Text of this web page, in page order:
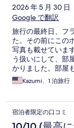
ミ
2026 年 5 月 30 日
Google で翻訳
旅行の最終日、フ
た。その前にこの
写真も載せていま
う扱いにして、部
かりました。部屋
ンも良くて、スタ
テルでした。今回
イングリッシュブ
ます。
Kazumi、1 泊旅行
宿泊者限定の口コミ